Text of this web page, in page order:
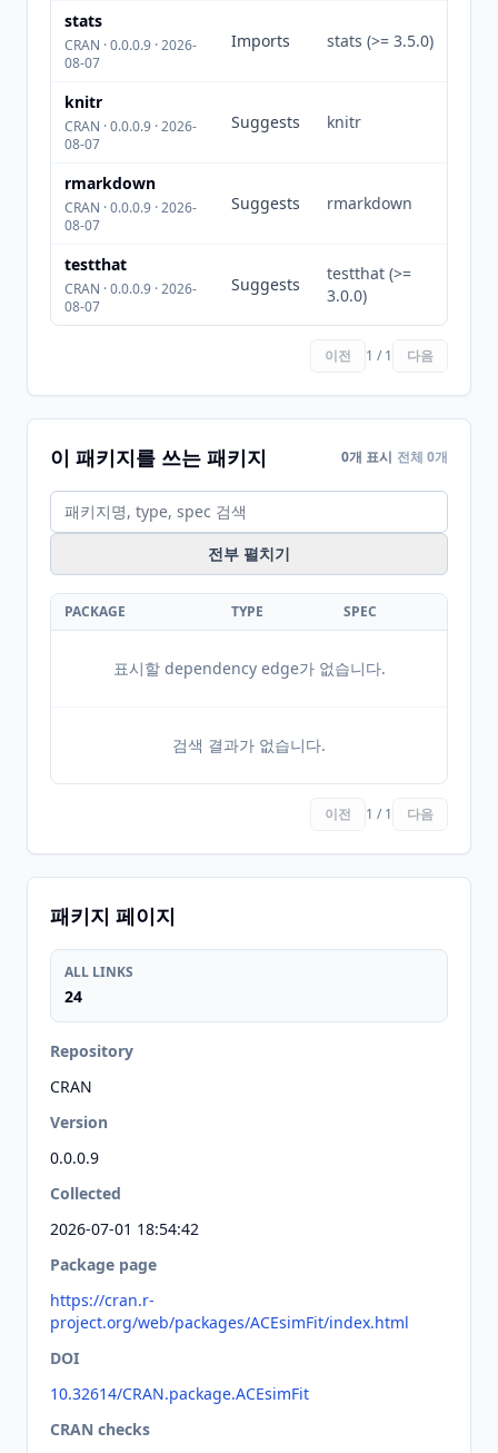
stats
CRAN · 0.0.0.9 · 2026-
08-07
Imports stats (>= 3.5.0)
knitr
CRAN · 0.0.0.9 · 2026-
08-07
Suggests knitr
rmarkdown
CRAN · 0.0.0.9 · 2026-
08-07
Suggests rmarkdown
testthat
CRAN · 0.0.0.9 · 2026-
08-07
Suggests
testthat (>=
3.0.0)
이전 1 / 1 다음
이 패키지를 쓰는 패키지 0개 표시 전체 0개
전부 펼치기
PACKAGE TYPE SPEC
표시할 dependency edge가 없습니다.
검색 결과가 없습니다.
이전 1 / 1 다음
패키지 페이지
ALL LINKS
24
Repository
CRAN
Version
0.0.0.9
Collected
2026-07-01 18:54:42
Package page
https://cran.r-
project.org/web/packages/ACEsimFit/index.html
DOI
10.32614/CRAN.package.ACEsimFit
CRAN checks